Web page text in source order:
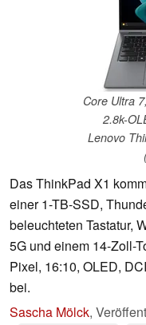
Core Ultra
2.8k-
Lenovo
Das ThinkPad X1
einer 1-TB-SSD,
beleuchteten Tastatur,
5G und einem 14-Zoll-
Pixel, 16:10, OLED,
bei.
Sascha Mölck,